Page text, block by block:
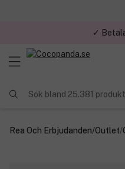
Sök bland 25.381
Rea Och Erbjudanden/Outlet/